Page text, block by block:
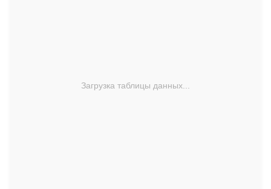
Загрузка таблицы данных...